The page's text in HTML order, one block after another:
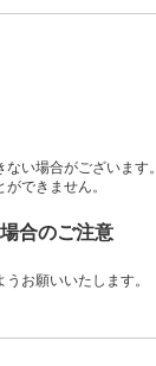
い場合がございます。
できません。
合のご注意
お願いいたします。